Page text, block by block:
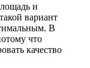
и
вариант
В
что
качество